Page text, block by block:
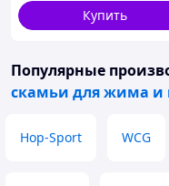
Купить
Популярные
скамьи для жима и
Hop-Sport WCG